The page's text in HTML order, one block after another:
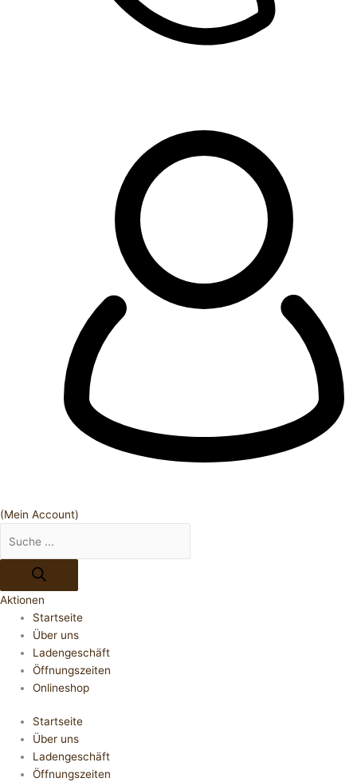
(Mein Account)
Aktionen
Startseite
Über uns
Ladengeschäft
Öffnungszeiten
Onlineshop
Startseite
Über uns
Ladengeschäft
Öffnungszeiten